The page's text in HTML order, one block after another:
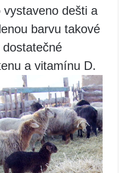
dešti a
barvu takové
a vitamínu D.